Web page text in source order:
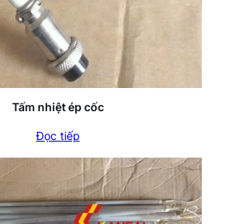
Tấm nhiệt ép cốc
Đọc tiếp